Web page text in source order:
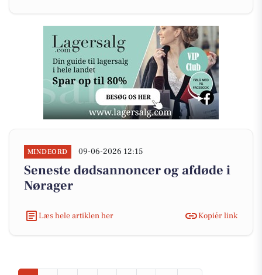
MINDEORD 09-06-2026 12:15
Seneste dødsannoncer og afdøde i
Nørager
Læs hele artiklen her Kopiér link